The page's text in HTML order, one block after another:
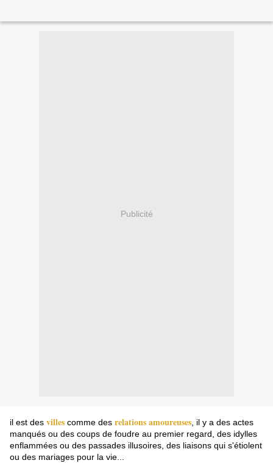
Publicité
il est des villes comme des relations amoureuses , il y a des actes
manqués ou des coups de foudre au premier regard, des idylles
enflammées ou des passades illusoires, des liaisons qui s'étiolent
ou des mariages pour la vie...